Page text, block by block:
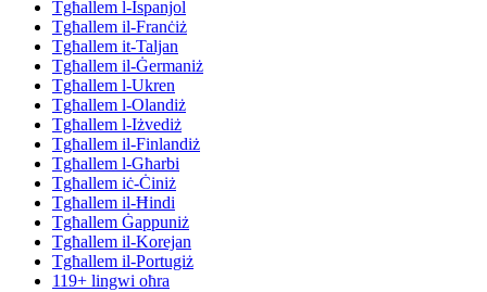
Tgħallem l-Ispanjol
Tgħallem il-Franċiż
Tgħallem it-Taljan
Tgħallem il-Ġermaniż
Tgħallem l-Ukren
Tgħallem l-Olandiż
Tgħallem l-Iżvediż
Tgħallem il-Finlandiż
Tgħallem l-Għarbi
Tgħallem iċ-Ċiniż
Tgħallem il-Ħindi
Tgħallem Ġappuniż
Tgħallem il-Korejan
Tgħallem il-Portugiż
119+ lingwi oħra